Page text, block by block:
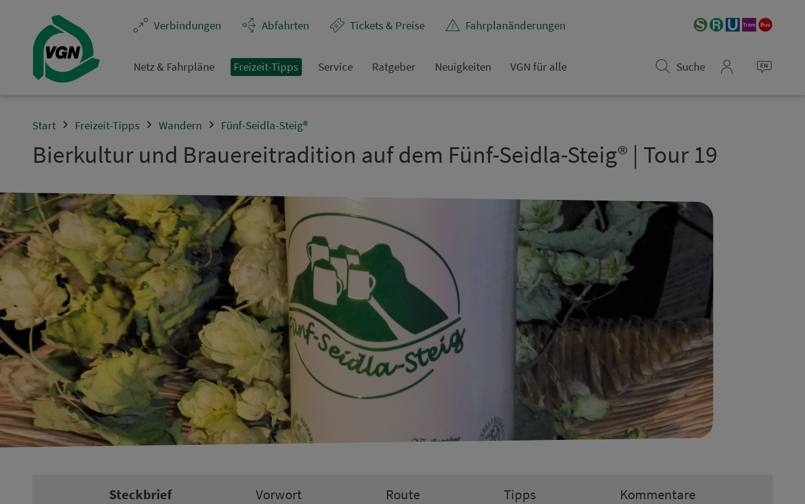
Ver­bin­dungen
Abfahrten Tickets & Preise Fahr­plan­ände­rungen
Netz & Fahrpläne Frei­zeit-Tipps Service Rat­ge­ber Neuigkeiten VGN für alle
Suche
Start Freizeit-Tipps Wandern Fünf-Seidla-Steig®
Bierkultur und Brauereitradition auf dem Fünf-Seidla-Steig® | Tour 19
Steckbrief Vorwort Route Tipps Kommentare